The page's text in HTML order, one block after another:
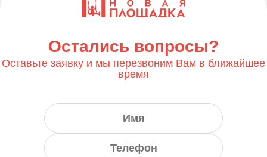
Остались вопросы?
Оставьте заявку и мы перезвоним Вам в ближайшее
время